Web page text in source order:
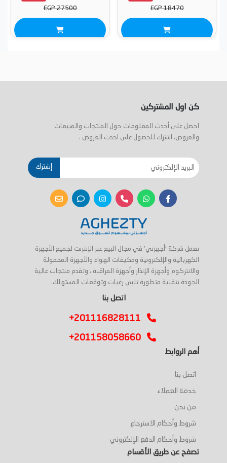
EGP 18470
EGP 27500
كن اول المشتركين
احصل على أحدث المعلومات حول المنتجات والمبيعات
والعروض. اشترك للحصول على احدث العروض .
إشترك
تعمل شركة 'أجهزتي' في مجال البيع عبر الإنترنت لجميع الأجهزة
الكهربائية والإلكترونية ومكيفات الهواء والأجهزة المحمولة
والانتركوم وأجهزة الإنذار وأجهزة المراقبة ، وتقدم منتجات عالية
الجودة بتقنية متطورة تلبي رغبات وتوقعات المستهلك.
اتصل بنا
+201116828111
+201158058660
أهم الروابط
اتصل بنا
خدمة العملاء
من نحن
شروط وأحكام الاسترجاع
شروط وأحكام الدفع الإلكتروني
تصفح عن طريق الأقسام